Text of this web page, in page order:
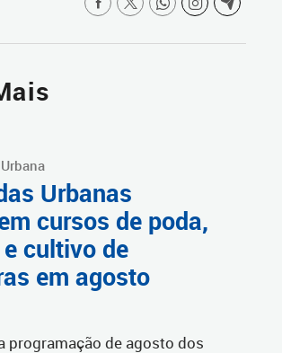
Urbanas
cursos de poda,
cultivo de
em agosto